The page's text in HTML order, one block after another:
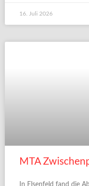
16. Juli 2026
MTA
In Elsenfeld fand die